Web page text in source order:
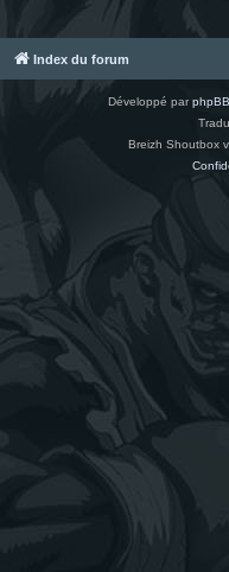
Index du forum
Développé parphpBB
Breizh Shoutbox